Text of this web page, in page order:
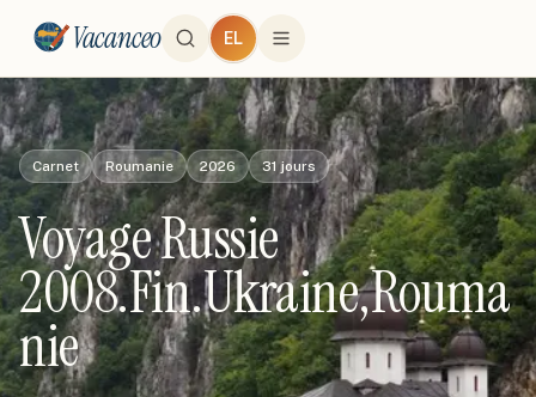
Vacanceo EL
Carnet Roumanie 2026 31jours
Voyage Russie
2008.Fin.Ukraine,Rouma
nie